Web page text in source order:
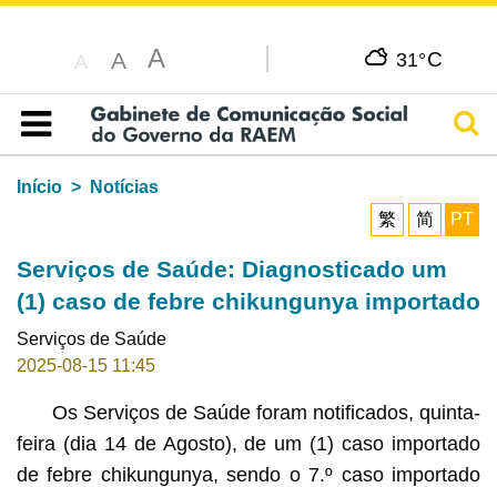
A A A 31°C
Índice
Início
Notícias
繁
简 PT
Serviços de Saúde: Diagnosticado um
(1) caso de febre chikungunya importado
Serviços de Saúde
2025-08-15 11:45
Os Serviços de Saúde foram notificados, quinta-
feira (dia 14 de Agosto), de um (1) caso importado
de febre chikungunya, sendo o 7.º caso importado